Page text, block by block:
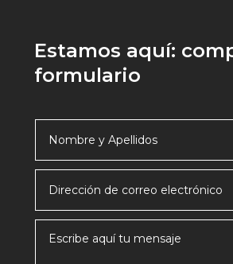
Estamos aquí:
formulario